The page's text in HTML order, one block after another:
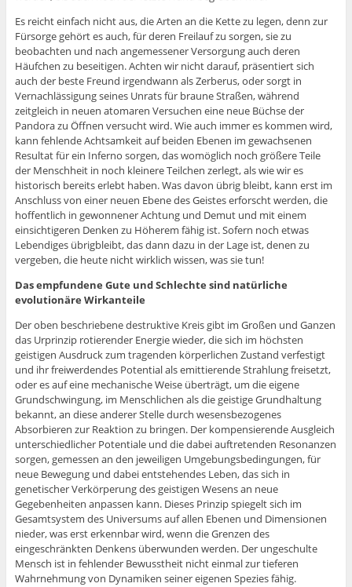
Es reicht einfach nicht aus, die Arten an die Kette zu legen, denn zur
Fürsorge gehört es auch, für deren Freilauf zu sorgen, sie zu
beobachten und nach angemessener Versorgung auch deren
Häufchen zu beseitigen. Achten wir nicht darauf, präsentiert sich
auch der beste Freund irgendwann als Zerberus, oder sorgt in
Vernachlässigung seines Unrats für braune Straßen, während
zeitgleich in neuen atomaren Versuchen eine neue Büchse der
Pandora zu Öffnen versucht wird. Wie auch immer es kommen wird,
kann fehlende Achtsamkeit auf beiden Ebenen im gewachsenen
Resultat für ein Inferno sorgen, das womöglich noch größere Teile
der Menschheit in noch kleinere Teilchen zerlegt, als wie wir es
historisch bereits erlebt haben. Was davon übrig bleibt, kann erst im
Anschluss von einer neuen Ebene des Geistes erforscht werden, die
hoffentlich in gewonnener Achtung und Demut und mit einem
einsichtigeren Denken zu Höherem fähig ist. Sofern noch etwas
Lebendiges übrigbleibt, das dann dazu in der Lage ist, denen zu
vergeben, die heute nicht wirklich wissen, was sie tun!
Das empfundene Gute und Schlechte sind natürliche
evolutionäre Wirkanteile
Der oben beschriebene destruktive Kreis gibt im Großen und Ganzen
das Urprinzip rotierender Energie wieder, die sich im höchsten
geistigen Ausdruck zum tragenden körperlichen Zustand verfestigt
und ihr freiwerdendes Potential als emittierende Strahlung freisetzt,
oder es auf eine mechanische Weise überträgt, um die eigene
Grundschwingung, im Menschlichen als die geistige Grundhaltung
bekannt, an diese anderer Stelle durch wesensbezogenes
Absorbieren zur Reaktion zu bringen. Der kompensierende Ausgleich
unterschiedlicher Potentiale und die dabei auftretenden Resonanzen
sorgen, gemessen an den jeweiligen Umgebungsbedingungen, für
neue Bewegung und dabei entstehendes Leben, das sich in
genetischer Verkörperung des geistigen Wesens an neue
Gegebenheiten anpassen kann. Dieses Prinzip spiegelt sich im
Gesamtsystem des Universums auf allen Ebenen und Dimensionen
nieder, was erst erkennbar wird, wenn die Grenzen des
eingeschränkten Denkens überwunden werden. Der ungeschulte
Mensch ist in fehlender Bewusstheit nicht einmal zur tieferen
Wahrnehmung von Dynamiken seiner eigenen Spezies fähig.